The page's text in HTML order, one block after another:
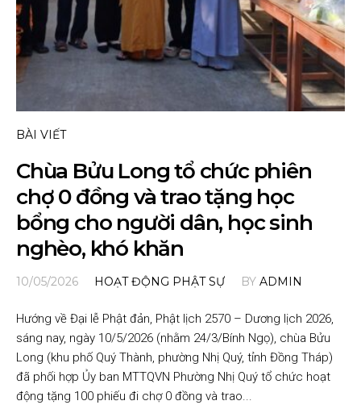
BÀI VIẾT
Chùa Bửu Long tổ chức phiên
chợ 0 đồng và trao tặng học
bổng cho người dân, học sinh
nghèo, khó khăn
10/05/2026 HOẠT ĐỘNG PHẬT SỰ BY ADMIN
Hướng về Đại lễ Phật đản, Phật lịch 2570 – Dương lịch 2026,
sáng nay, ngày 10/5/2026 (nhằm 24/3/Bính Ngọ), chùa Bửu
Long (khu phố Quý Thành, phường Nhị Quý, tỉnh Đồng Tháp)
đã phối hợp Ủy ban MTTQVN Phường Nhị Quý tổ chức hoạt
động tặng 100 phiếu đi chợ 0 đồng và trao...